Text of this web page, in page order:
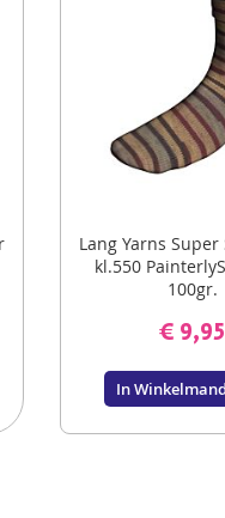
Lang Yarns Super
kl.550
100gr.
€ 9,95
In Winkelmand